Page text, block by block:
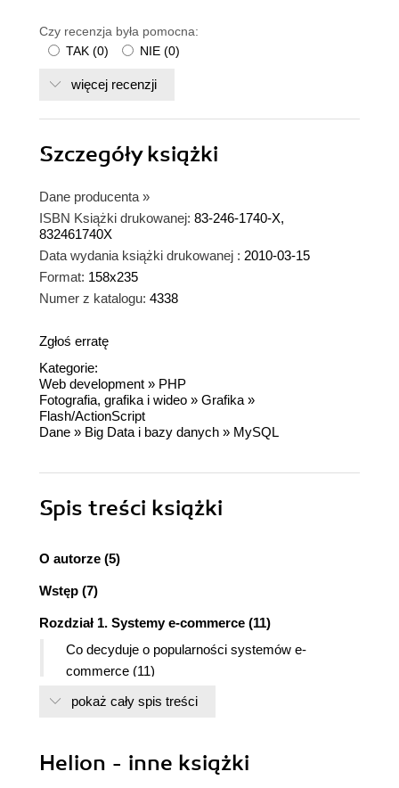
Czy recenzja była pomocna:
TAK (0) NIE (0)
więcej recenzji
Szczegółyksiążki
Dane producenta »
ISBN Książki drukowanej: 83-246-1740-X,
832461740X
Data wydania książki drukowanej : 2010-03-15
Format: 158x235
Numer z katalogu: 4338
Zgłoś erratę
Kategorie:
Web development » PHP
Fotografia, grafika i wideo » Grafika »
Flash/ActionScript
Dane » Big Data i bazy danych » MySQL
Spis treści książki
O autorze (5)
Wstęp (7)
Rozdział 1. Systemy e-commerce (11)
Co decyduje o popularności systemów e-
commerce (11)
Dostępne rozwiązania (12)
Dlaczego Flash? (13)
Dlaczego MySQL? (14)
pokaż cały spis treści
Helion - inne książki